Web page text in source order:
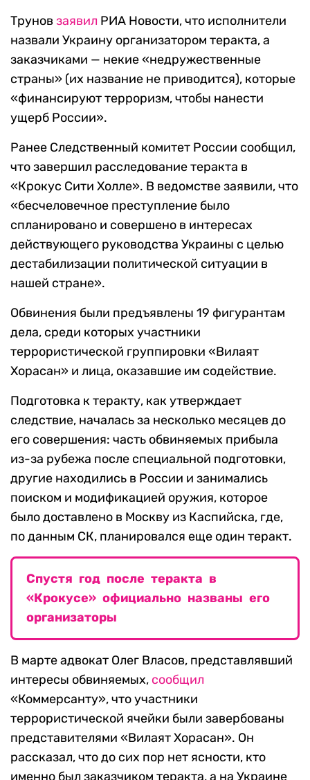
Трунов заявил РИА Новости, что исполнители
назвали Украину организатором теракта, а
заказчиками — некие «недружественные
страны» (их название не приводится), которые
«финансируют терроризм, чтобы нанести
ущерб России».
Ранее Следственный комитет России сообщил,
что завершил расследование теракта в
«Крокус Сити Холле». В ведомстве заявили, что
«бесчеловечное преступление было
спланировано и совершено в интересах
действующего руководства Украины с целью
дестабилизации политической ситуации в
нашей стране».
Обвинения были предъявлены 19 фигурантам
дела, среди которых участники
террористической группировки «Вилаят
Хорасан» и лица, оказавшие им содействие.
Подготовка к теракту, как утверждает
следствие, началась за несколько месяцев до
его совершения: часть обвиняемых прибыла
из-за рубежа после специальной подготовки,
другие находились в России и занимались
поиском и модификацией оружия, которое
было доставлено в Москву из Каспийска, где,
по данным СК, планировался еще один теракт.
Спустя год после теракта в
«Крокусе» официально названы его
организаторы
В марте адвокат Олег Власов, представлявший
интересы обвиняемых, сообщил
«Коммерсанту», что участники
террористической ячейки были завербованы
представителями «Вилаят Хорасан». Он
рассказал, что до сих пор нет ясности, кто
именно был заказчиком теракта, а на Украине